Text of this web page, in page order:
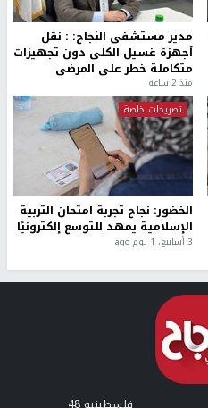
مدير مستشفى النجاح: : نقل
أجهزة غسيل الكلى دون تجهيزات
متكاملة خطر على المرضى
منذ 2 ساعة
تصريحات خاصة
الخضور: نجاح تجربة امتحان التربية
الإسلامية يمهد للتوسع إلكترونيًا
3 أسابيع، 1 يوم ago